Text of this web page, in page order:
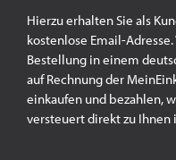
Hierzu erhalten Sie als
kostenlose Email-
Bestellung in einem
auf Rechnung der
einkaufen und bezahlen,
versteuert direkt zu Ihnen